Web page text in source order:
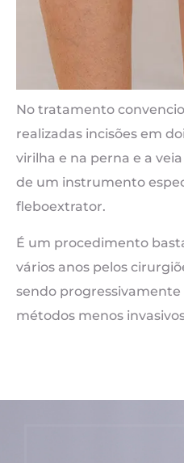
No tratamento
realizadas incisões em
virilha e na perna e a
de um instrumento
fleboextrator.
É um procedimento
vários anos pelos
sendo
métodos menos